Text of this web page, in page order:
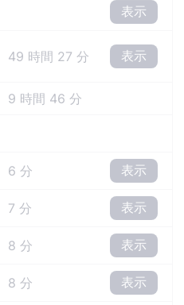
表示
49 時間 27 分 表示
9 時間 46 分
6 分 表示
7 分 表示
8 分 表示
8 分 表示